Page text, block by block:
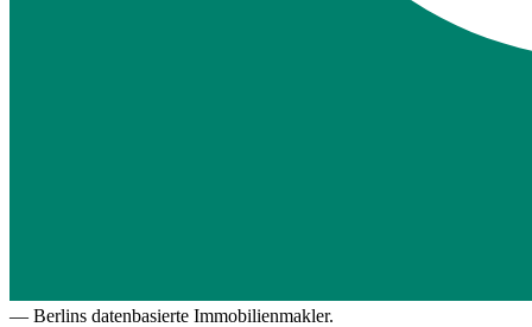
— Berlins datenbasierte Immobilienmakler.